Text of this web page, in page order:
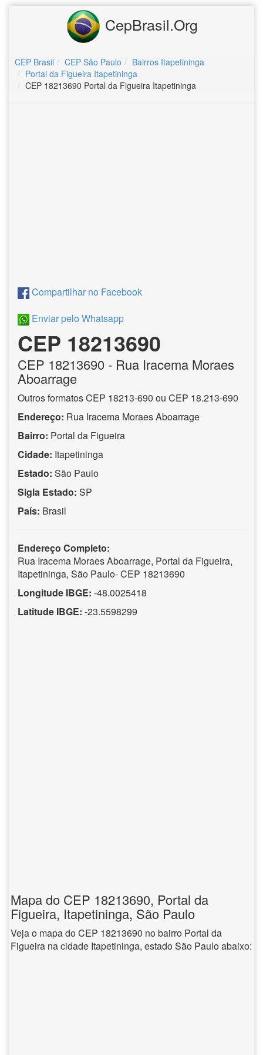
CepBrasil.Org
CEP Brasil CEP São Paulo
Bairros Itapetininga
Portal da Figueira Itapetininga
CEP 18213690 Portal da Figueira Itapetininga
Compartilhar no Facebook
Enviar pelo Whatsapp
CEP 18213690
CEP 18213690 - Rua Iracema Moraes
Aboarrage
Outros formatos CEP 18213-690 ou CEP 18.213-690
Endereço: Rua Iracema Moraes Aboarrage
Bairro: Portal da Figueira
Cidade: Itapetininga
Estado: São Paulo
Sigla Estado: SP
País: Brasil
Endereço Completo:
Rua Iracema Moraes Aboarrage, Portal da Figueira,
Itapetininga, São Paulo- CEP 18213690
Longitude IBGE: -48.0025418
Latitude IBGE: -23.5598299
Mapa do CEP 18213690, Portal da
Figueira, Itapetininga, São Paulo
Veja o mapa do CEP 18213690 no bairro Portal da
Figueira na cidade Itapetininga, estado São Paulo abaixo: